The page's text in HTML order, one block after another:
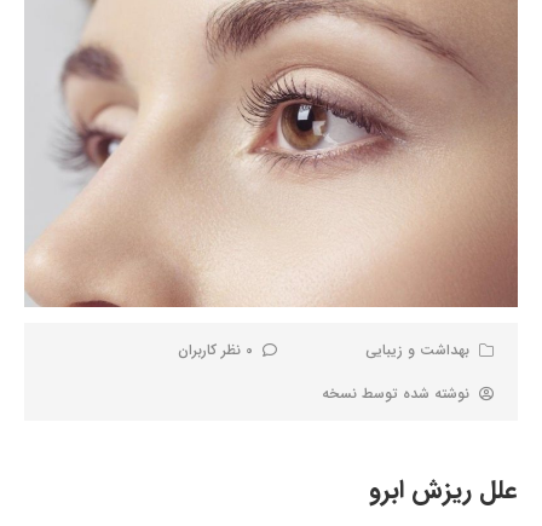
بهداشت و زیبایی
0 نظر کاربران
نوشته شده توسط نسخه
علل ریزش ابرو